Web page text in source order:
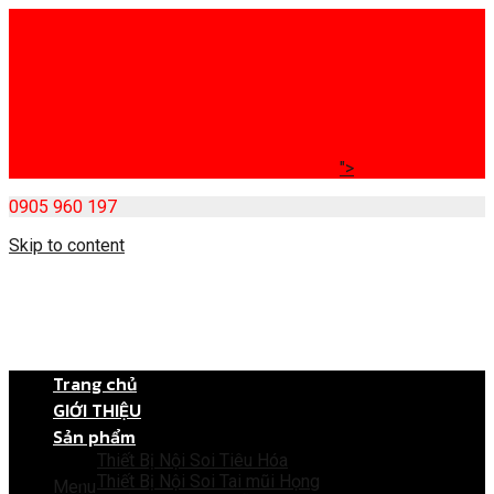
">
0905 960 197
Skip to content
Menu
Trang chủ
GIỚI THIỆU
Sản phẩm
Thiết Bị Nội Soi Tiêu Hóa
Thiết Bị Nội Soi Tai mũi Họng